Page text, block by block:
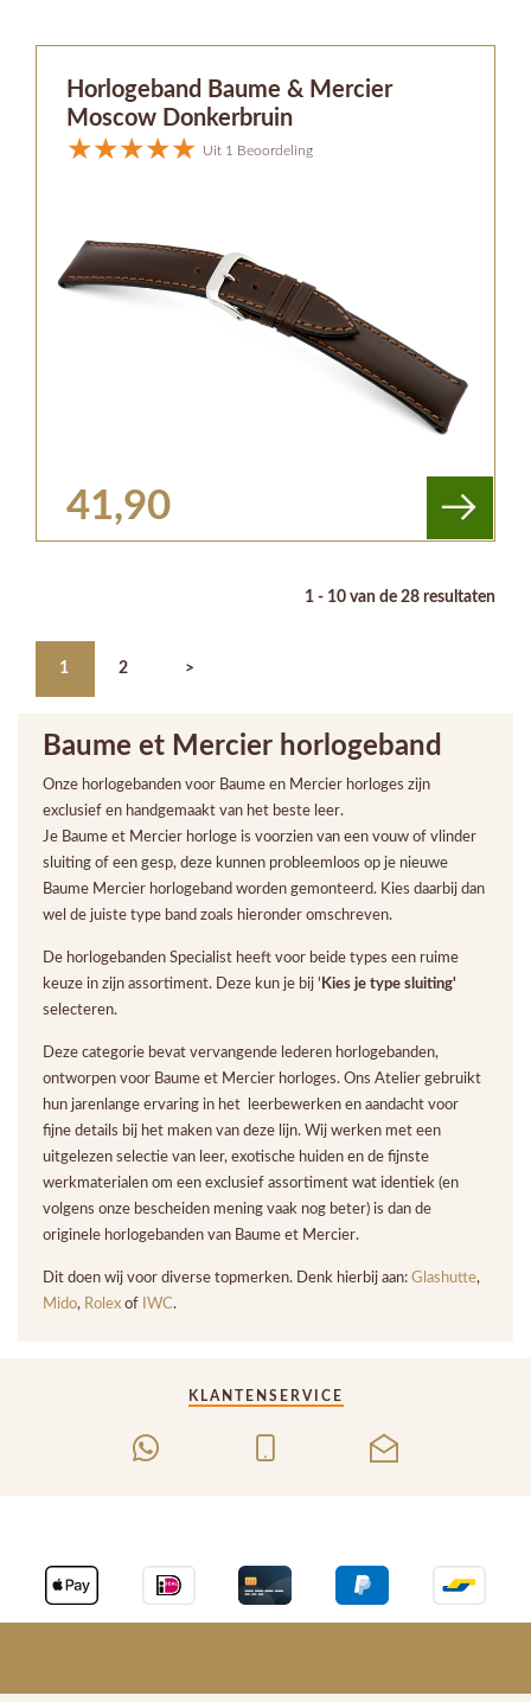
Horlogeband Baume & Mercier
Moscow Donkerbruin
Uit 1 Beoordeling
41,90
1 - 10 van de 28 resultaten
1 2 >
Baume et Mercier horlogeband
Onze horlogebanden voor Baume en Mercier horloges zijn
exclusief en handgemaakt van het beste leer.
Je Baume et Mercier horloge is voorzien van een vouw of vlinder
sluiting of een gesp, deze kunnen probleemloos op je nieuwe
Baume Mercier horlogeband worden gemonteerd. Kies daarbij dan
wel de juiste type band zoals hieronder omschreven.
De horlogebanden Specialist heeft voor beide types een ruime
keuze in zijn assortiment. Deze kun je bij ' Kies je type sluiting'
selecteren.
Deze categorie bevat vervangende lederen horlogebanden,
ontworpen voor Baume et Mercier horloges. Ons Atelier gebruikt
hun jarenlange ervaring in het leerbewerken en aandacht voor
fijne details bij het maken van deze lijn. Wij werken met een
uitgelezen selectie van leer, exotische huiden en de fijnste
werkmaterialen om een exclusief assortiment wat identiek (en
volgens onze bescheiden mening vaak nog beter) is dan de
originele horlogebanden van Baume et Mercier.
Dit doen wij voor diverse topmerken. Denk hierbij aan: Glashutte,
Mido, Rolex of IWC.
KLANTENSERVICE